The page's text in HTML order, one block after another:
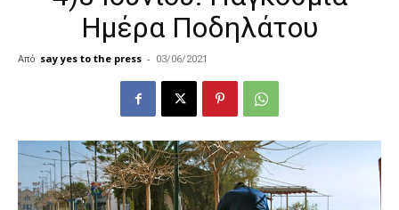
Ημέρα Ποδηλάτου
Από say yes to the press - 03/06/2021